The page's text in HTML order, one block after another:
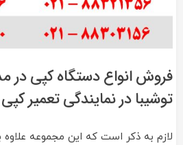
فروش انواع دستگاه کپی در
توشیبا در نمایندگی تعمیر
لازم به ذکر است که این مجموعه